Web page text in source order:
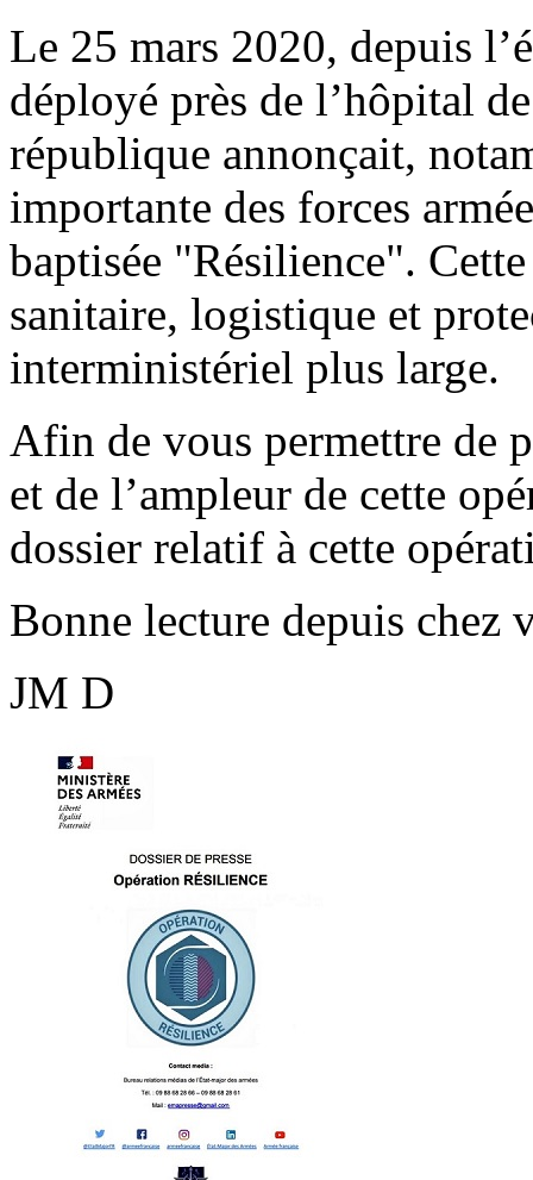
Le 25 mars 2020, depuis
déployé près de l’hôpital
république annonçait,
importante des forces
baptisée "Résilience".
sanitaire, logistique et
interministériel plus large.
Afin de vous permettre de
et de l’ampleur de cette
dossier relatif à cette
Bonne lecture depuis chez
JM D